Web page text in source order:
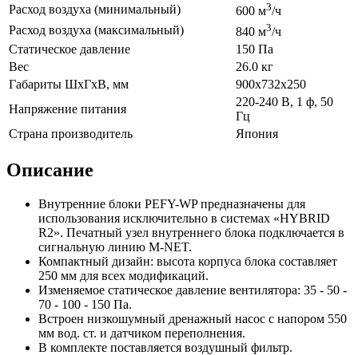
Расход воздуха (минимальный)
600 м3/ч
Расход воздуха (максимальный)
840 м3/ч
Статическое давление
150 Па
Вес
26.0 кг
Габариты ШхГхВ, мм
900x732x250
Напряжение питания
220-240 В, 1 ф, 50
Гц
Страна производитель
Япония
Описание
Внутренние блоки PEFY-WP предназначены для
использования исключительно в системах «HYBRID
R2». Печатный узел внутреннего блока подключается в
сигнальную линию M-NET.
Компактный дизайн: высота корпуса блока составляет
250 мм для всех модификаций.
Изменяемое статическое давление вентилятора: 35 - 50 -
70 - 100 - 150 Па.
Встроен низкошумный дренажный насос с напором 550
мм вод. ст. и датчиком переполнения.
В комплекте поставляется воздушный фильтр.